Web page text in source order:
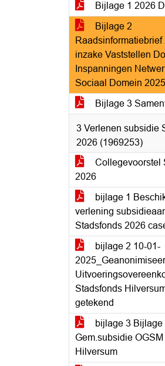
Bijlage 1 2026
Bijlage 2
Raadsinformatiebrief
inzake Vaststellen
Inspanningen
Sociaal Domein
Bijlage 3
3 Verlenen subsidie
2026 (1969253)
Collegevoorstel
2026
bijlage 1
verlening
Stadsfonds 2026
bijlage 2 10-01-
Stadsfonds
getekend
bijlage 3 Bijlage
Gem.subsidie
Hilversum